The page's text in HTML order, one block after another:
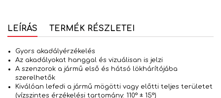
LEÍRÁS TERMÉK RÉSZLETEI
Gyors akadályérzékelés
Az akadályokat hanggal és vizuálisan is jelzi
A szenzorok a jármű első és hátsó lökhárítójába
szerelhetők
Kiválóan lefedi a jármű mögötti vagy előtti teljes területet
(vízszintes érzékelési tartomány: 110° ± 15°)